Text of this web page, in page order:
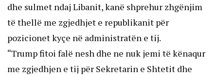
dhe sulmet ndaj Libanit, kanë shprehur zhgënjim
të thellë me zgjedhjet e republikanit për
pozicionet kyçe në administratën e tij.
“Trump fitoi falë nesh dhe ne nuk jemi të kënaqur
me zgjedhjen e tij për Sekretarin e Shtetit dhe